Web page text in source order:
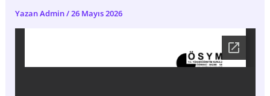
YazanAdmin/26 Mayıs 2026